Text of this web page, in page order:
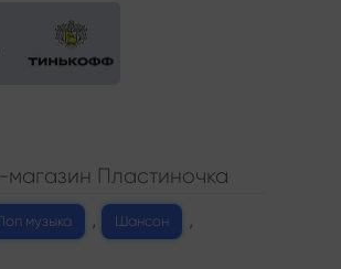
Пластиночка
музыка , Шансон ,